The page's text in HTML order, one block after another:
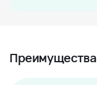
Преимущества